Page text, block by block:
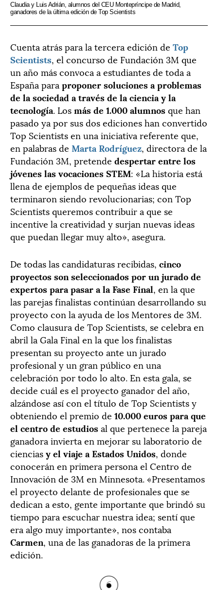
Claudia y Luis Adrián, alumnos del CEU Montepríncipe de Madrid,
ganadores de la última edición de Top Scientists
Cuenta atrás para la tercera edición de Top
Scientists, el concurso de Fundación 3M que
un año más convoca a estudiantes de toda a
España para proponer soluciones a problemas
de la sociedad a través de la ciencia y la
tecnología. Losmás de 1.000 alumnosque han
pasado ya por sus dos ediciones han convertido
Top Scientists en una iniciativa referente que,
en palabras de Marta Rodríguez, directora de la
Fundación 3M, pretende despertar entre los
jóvenes las vocaciones STEM: «La historia está
llena de ejemplos de pequeñas ideas que
terminaron siendo revolucionarias; con Top
Scientists queremos contribuir a que se
incentive la creatividad y surjan nuevas ideas
que puedan llegar muy alto», asegura.
De todas las candidaturas recibidas, cinco
proyectos son seleccionados por un jurado de
expertos para pasar a la Fase Final, en la que
las parejas finalistas continúan desarrollando su
proyecto con la ayuda de los Mentores de 3M.
Como clausura de Top Scientists, se celebra en
abril la Gala Final en la que los finalistas
presentan su proyecto ante un jurado
profesional y un gran público en una
celebración por todo lo alto. En esta gala, se
decide cuál es el proyecto ganador del año,
alzándose así con el título de Top Scientists y
obteniendo el premio de 10.000 euros para que
el centro de estudiosal que pertenece la pareja
ganadora invierta en mejorar su laboratorio de
cienciasy el viaje a Estados Unidos, donde
conocerán en primera persona el Centro de
Innovación de 3M en Minnesota. «Presentamos
el proyecto delante de profesionales que se
dedican a esto, gente importante que brindó su
tiempo para escuchar nuestra idea; sentí que
era algo muy importante», nos contaba
Carmen, una de las ganadoras de la primera
edición.